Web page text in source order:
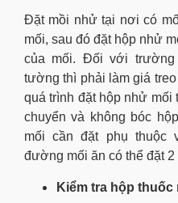
Đặt mồi nhử tại nơi có
mối, sau đó đặt hộp nhử
của mối. Đối với
tường thì phải làm giá
quá trình đặt hộp nhử
chuyển và không bóc
mối cần đặt phụ thuộc
đường mối ăn có thể đặt 2
Kiểm tra hộp thuốc